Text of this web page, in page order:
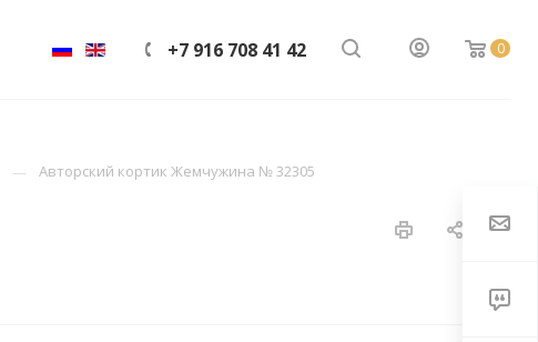
0
+7 916 708 41 42
Авторский кортик Жемчужина № 32305